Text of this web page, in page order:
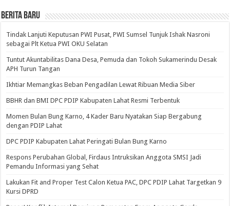
BERITA BARU
Tindak Lanjuti Keputusan PWI Pusat, PWI Sumsel Tunjuk Ishak Nasroni
sebagai Plt Ketua PWI OKU Selatan
Tuntut Akuntabilitas Dana Desa, Pemuda dan Tokoh Sukamerindu Desak
APH Turun Tangan
Ikhtiar Memangkas Beban Pengadilan Lewat Ribuan Media Siber
BBHR dan BMI DPC PDIP Kabupaten Lahat Resmi Terbentuk
Momen Bulan Bung Karno, 4 Kader Baru Nyatakan Siap Bergabung
dengan PDIP Lahat
DPC PDIP Kabupaten Lahat Peringati Bulan Bung Karno
Respons Perubahan Global, Firdaus Intruksikan Anggota SMSI Jadi
Pemandu Informasi yang Sehat
Lakukan Fit and Proper Test Calon Ketua PAC, DPC PDIP Lahat Targetkan 9
Kursi DPRD